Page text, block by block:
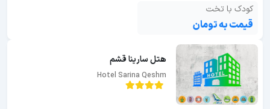
کودک با تخت
قیمت به تومان
هتل سارینا قشم
Hotel Sarina Qeshm